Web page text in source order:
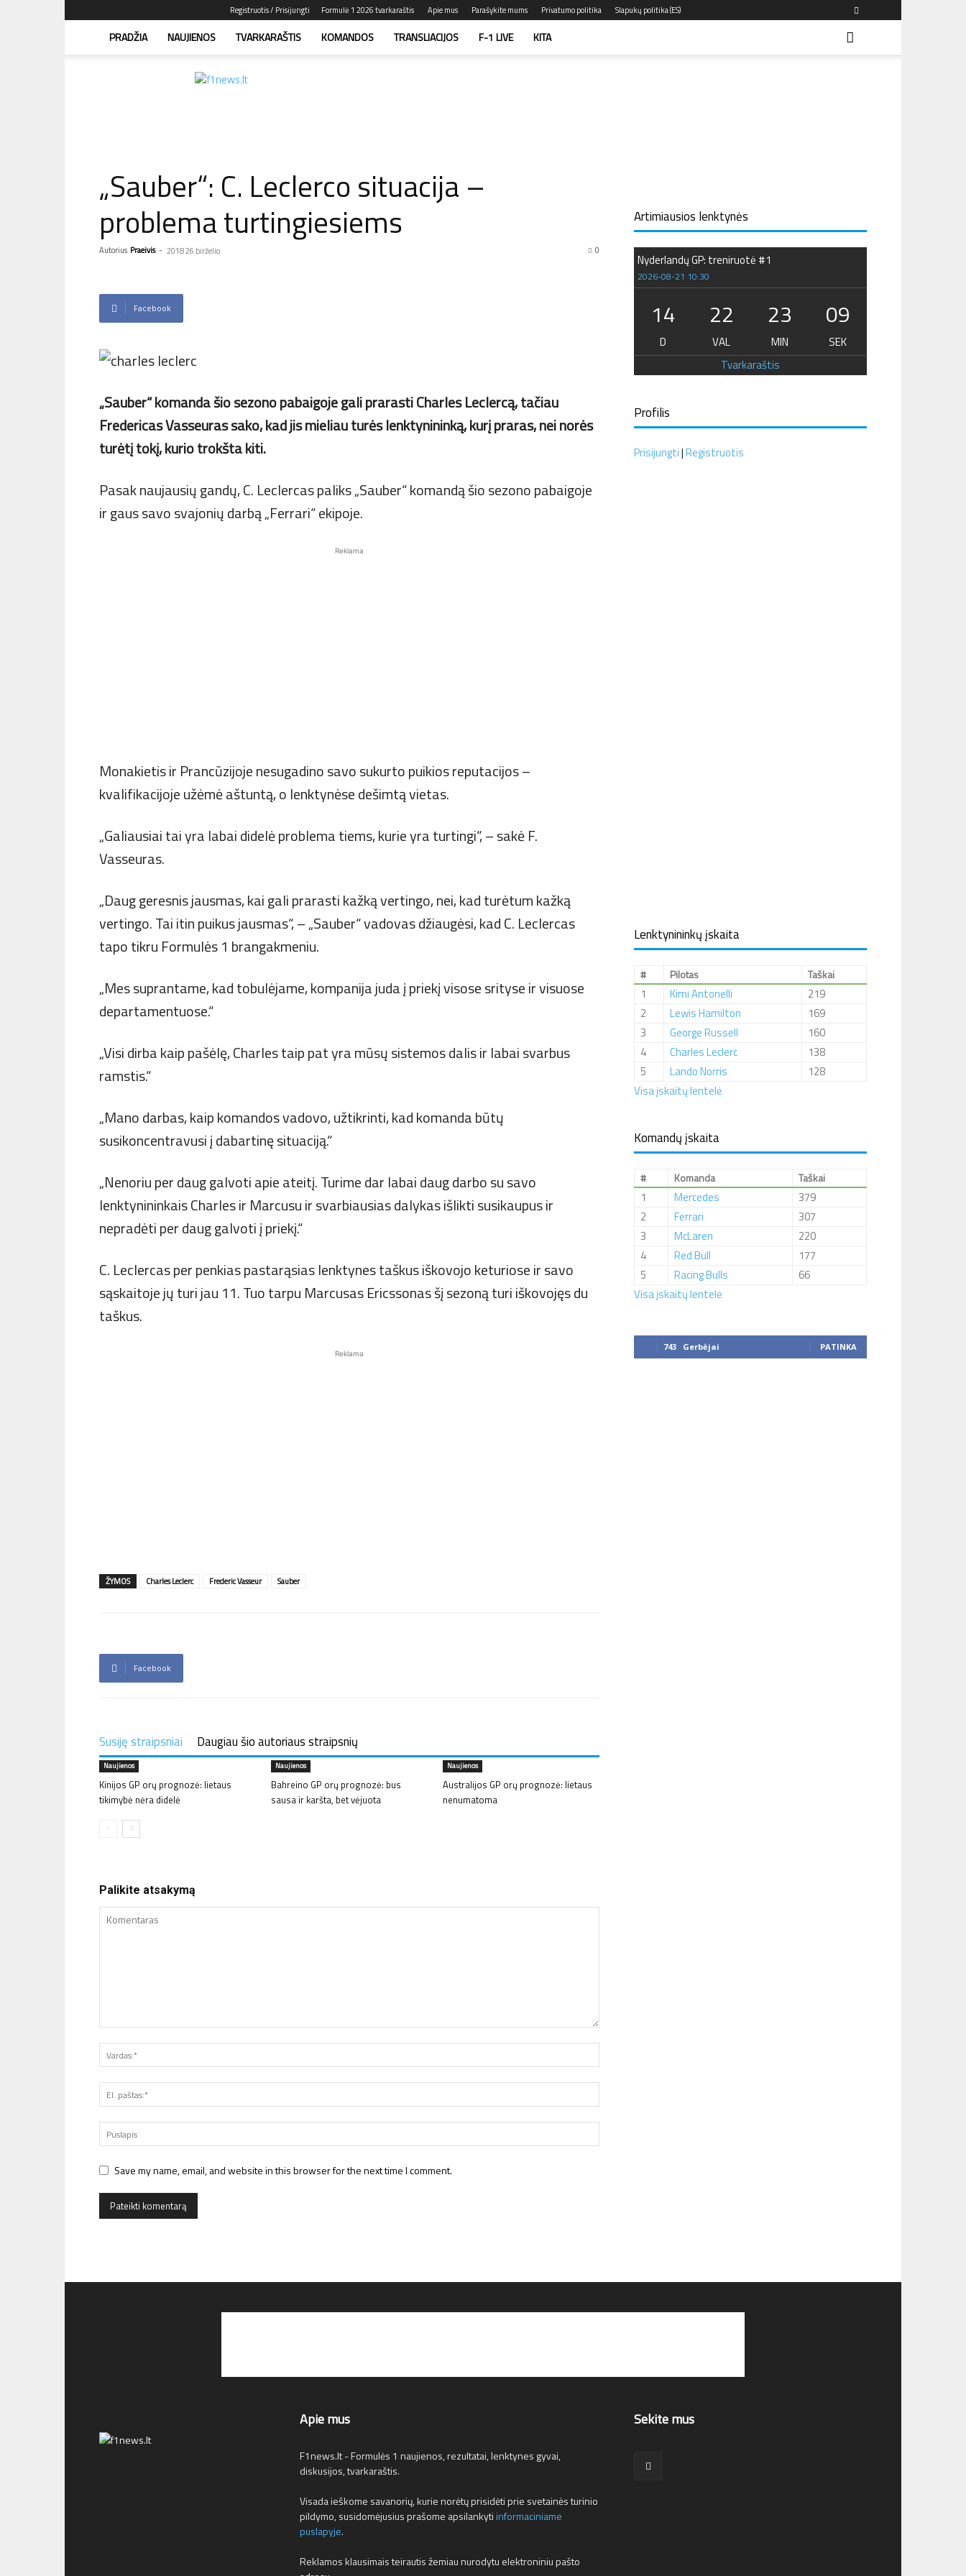
Registruotis / Prisijungti Formulė 1 2026 tvarkaraštis Apie mus Parašykite mums Privatumo politika Slapukų politika (ES)
PRADŽIA NAUJIENOS TVARKARAŠTIS KOMANDOS TRANSLIACIJOS F-1 LIVE KITA
„Sauber“: C. Leclerco situacija –
problema turtingiesiems
Autorius Praeivis - 2018 26 birželio 0
Facebook
„Sauber“ komanda šio sezono pabaigoje gali prarasti Charles Leclercą, tačiau
Fredericas Vasseuras sako, kad jis mieliau turės lenktynininką, kurį praras, nei norės
turėtį tokį, kurio trokšta kiti.
Pasak naujausių gandų, C. Leclercas paliks „Sauber“ komandą šio sezono pabaigoje
ir gaus savo svajonių darbą „Ferrari“ ekipoje.
Reklama
Monakietis ir Prancūzijoje nesugadino savo sukurto puikios reputacijos –
kvalifikacijoje užėmė aštuntą, o lenktynėse dešimtą vietas.
„Galiausiai tai yra labai didelė problema tiems, kurie yra turtingi“, – sakė F.
Vasseuras.
„Daug geresnis jausmas, kai gali prarasti kažką vertingo, nei, kad turėtum kažką
vertingo. Tai itin puikus jausmas“, – „Sauber“ vadovas džiaugėsi, kad C. Leclercas
tapo tikru Formulės 1 brangakmeniu.
„Mes suprantame, kad tobulėjame, kompanija juda į priekį visose srityse ir visuose
departamentuose.“
„Visi dirba kaip pašėlę, Charles taip pat yra mūsų sistemos dalis ir labai svarbus
ramstis.“
„Mano darbas, kaip komandos vadovo, užtikrinti, kad komanda būtų
susikoncentravusi į dabartinę situaciją.“
„Nenoriu per daug galvoti apie ateitį. Turime dar labai daug darbo su savo
lenktynininkais Charles ir Marcusu ir svarbiausias dalykas išlikti susikaupus ir
nepradėti per daug galvoti į priekį.“
C. Leclercas per penkias pastarąsias lenktynes taškus iškovojo keturiose ir savo
sąskaitoje jų turi jau 11. Tuo tarpu Marcusas Ericssonas šį sezoną turi iškovojęs du
taškus.
Reklama
ŽYMOS Charles Leclerc Frederic Vasseur Sauber
Facebook
Susiję straipsniai Daugiau šio autoriaus straipsnių
Naujienos
Kinijos GP orų prognozė: lietaus
tikimybė nėra didelė
Naujienos
Bahreino GP orų prognozė: bus
sausa ir karšta, bet vėjuota
Naujienos
Australijos GP orų prognozė: lietaus
nenumatoma
Palikite atsakymą
Save my name, email, and website in this browser for the next time I comment.
Artimiausios lenktynės
Nyderlandų GP: treniruotė #1
2026-08-21 10:30
14
D
22
VAL
23
MIN
08
SEK
Tvarkaraštis
Profilis
Prisijungti|Registruotis
Lenktynininkų įskaita
# Pilotas Taškai
1 Kimi Antonelli
219
2
Lewis Hamilton
169
3
George Russell
160
4
Charles Leclerc
138
5
Lando Norris
128
Visa įskaitų lentelė
Komandų įskaita
# Komanda Taškai
1 Mercedes
379
2
Ferrari
307
3
McLaren
220
4
Red Bull
177
5
Racing Bulls
66
Visa įskaitų lentelė
743 Gerbėjai PATINKA
Apie mus
F1news.lt - Formulės 1 naujienos, rezultatai, lenktynes gyvai,
diskusijos, tvarkaraštis.
Visada ieškome savanorių, kurie norėtų prisidėti prie svetainės turinio
pildymo, susidomėjusius prašome apsilankytiinformaciniame
puslapyje.
Reklamos klausimais teirautis žemiau nurodytu elektroniniu pašto
Sekite mus